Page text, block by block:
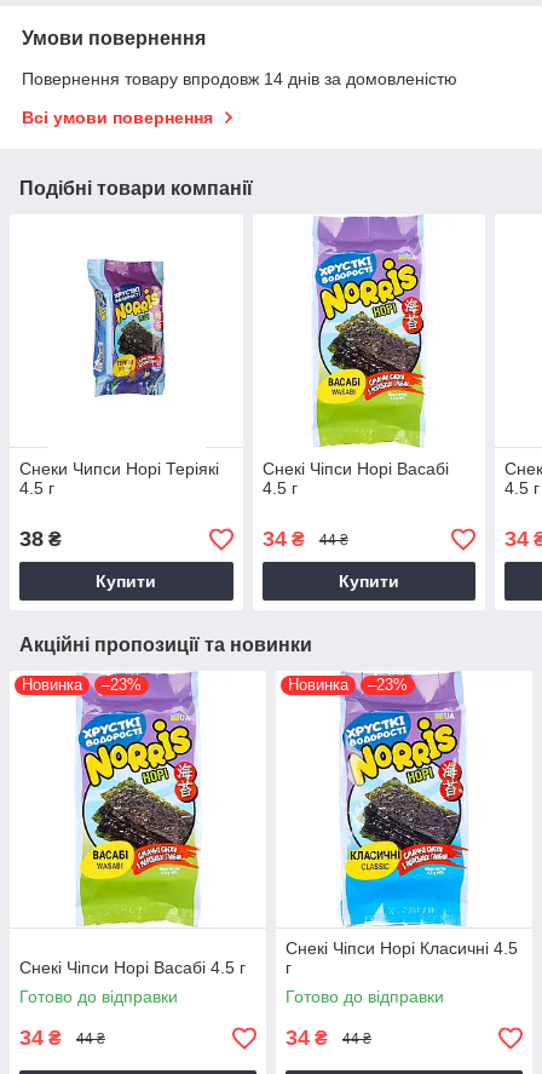
Умови повернення
Повернення товару впродовж 14 днів за домовленістю
Всі умови повернення
Подібні товари компанії
Снеки Чипси Норі Теріякі
4.5 г
38 ₴
Купити
Снекі Чіпси Норі Васабі
4.5 г
34₴ 44 ₴
Купити
4.5 г
34
Акційні пропозиції та новинки
Новинка –23%
Снекі Чіпси Норі Васабі 4.5 г
Готово до відправки
34 ₴ 44 ₴
Новинка –23%
Снекі Чіпси Норі Класичні 4.5
г
Готово до відправки
34 ₴ 44 ₴